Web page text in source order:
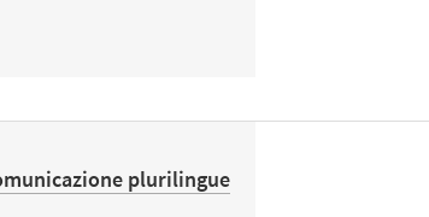
plurilingue